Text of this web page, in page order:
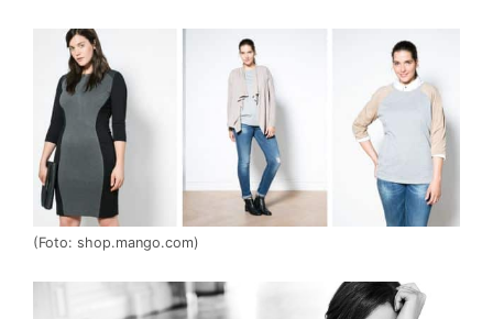
(Foto: shop.mango.com)